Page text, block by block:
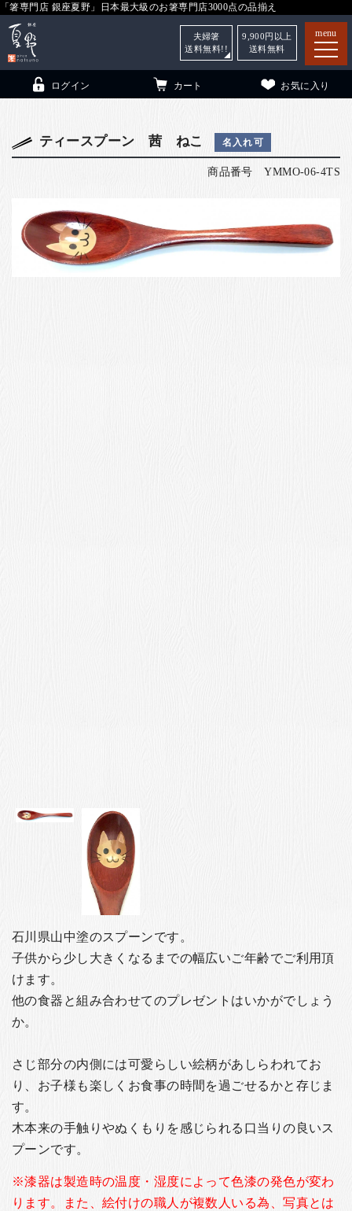
「箸専門店 銀座夏野」日本最大級のお箸専門店3000点の品揃え
menu
子供和食器（贈答用・自宅用）
銀座夏野・箸長について
こども和食器 小夏について
ログイン カート お気に入り
夫婦箸
送料無料!!
9,900 円以上
送料無料
ティースプーン 茜 ねこ 名入れ可
商品番号 YMMO-06-4TS
石川県山中塗のスプーンです。
子供から少し大きくなるまでの幅広いご年齢でご利用頂
けます。
他の食器と組み合わせてのプレゼントはいかがでしょう
か。
さじ部分の内側には可愛らしい絵柄があしらわれてお
り、お子様も楽しくお食事の時間を過ごせるかと存じま
す。
木本来の手触りやぬくもりを感じられる口当りの良いス
プーンです。
※漆器は製造時の温度・湿度によって色漆の発色が変わ
ります。
また、絵付けの職人が複数人いる為、写真とは